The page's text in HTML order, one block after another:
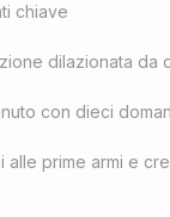
chiave
dilazionata da
con dieci
prime armi e